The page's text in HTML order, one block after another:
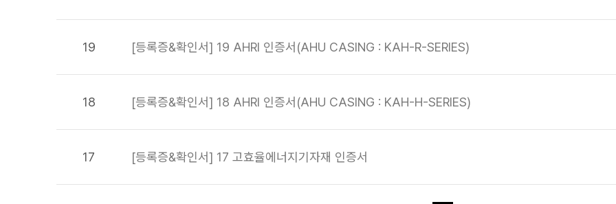
19 [등록증&확인서] 19 AHRI 인증서(AHU CASING : KAH-R-SERIES)
18 [등록증&확인서] 18 AHRI 인증서(AHU CASING : KAH-H-SERIES)
17 [등록증&확인서] 17 고효율에너지기자재 인증서